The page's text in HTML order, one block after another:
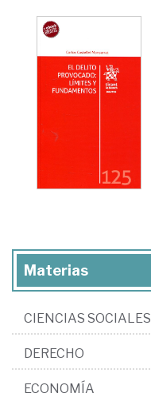
Materias
CIENCIAS SOCIALES
DERECHO
ECONOMÍA